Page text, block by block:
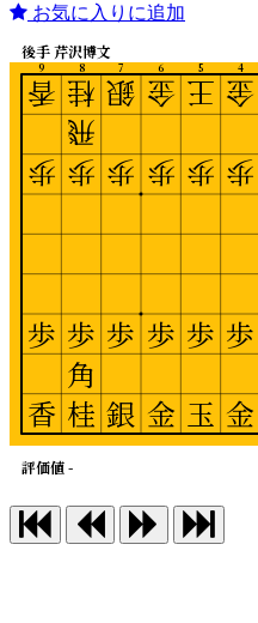
お気に入りに追加
4
5
6
7
8
9
後手 芹沢博文
評価値 -
金
歩
歩
金
王
歩
歩
玉
金
歩
歩
金
銀
歩
歩
銀
桂
飛
歩
歩
角
桂
香
歩
歩
香